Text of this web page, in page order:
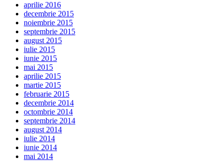
aprilie 2016
decembrie 2015
noiembrie 2015
septembrie 2015
august 2015
iulie 2015
iunie 2015
mai 2015
aprilie 2015
martie 2015
februarie 2015
decembrie 2014
octombrie 2014
septembrie 2014
august 2014
iulie 2014
iunie 2014
mai 2014